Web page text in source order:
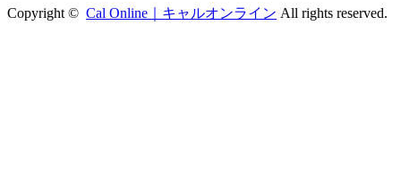
Copyright © Cal Online｜キャルオンライン All rights reserved.